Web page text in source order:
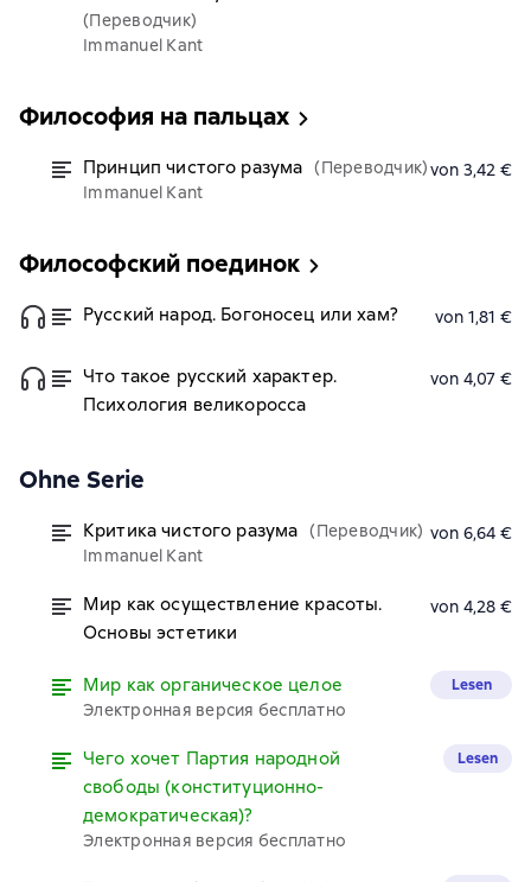
(Переводчик)
Immanuel Kant
Философия на пальцах
Принцип чистого разума (Переводчик)
Immanuel Kant
von 3,42 €
Философский поединок
Русский народ. Богоносец или хам? von 1,81 €
Что такое русский характер.
Психология великоросса
von 4,07 €
Ohne Serie
Критика чистого разума (Переводчик)
Immanuel Kant
von 6,64 €
Мир как осуществление красоты.
Основы эстетики
von 4,28 €
Мир как органическое целое
Электронная версия бесплатно
Lesen
Чего хочет Партия народной
свободы (конституционно-
демократическая)?
Электронная версия бесплатно
Lesen